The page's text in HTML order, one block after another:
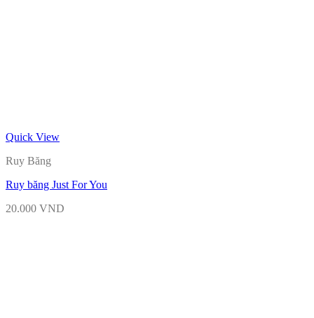
Quick View
Ruy Băng
Ruy băng Just For You
20.000 VND